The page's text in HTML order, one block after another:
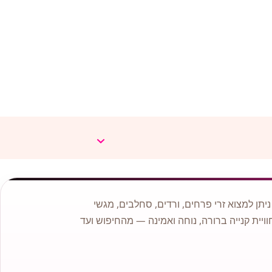
למצוא זרי פרחים, ורדים, סחלבים, מגשי
קנייה ברורה, נוחה ואמינה — מהחיפוש ועד